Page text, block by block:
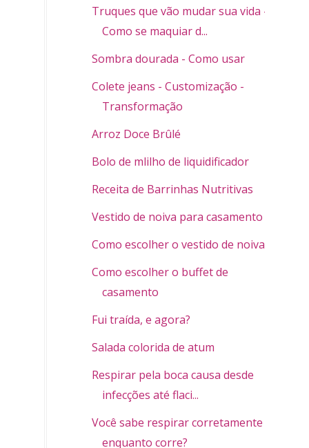
Truques que vão mudar sua vida -
Como se maquiar d...
Sombra dourada - Como usar
Colete jeans - Customização -
Transformação
Arroz Doce Brûlé
Bolo de mlilho de liquidificador
Receita de Barrinhas Nutritivas
Vestido de noiva para casamento civil
Como escolher o vestido de noiva
Como escolher o buffet de
casamento
Fui traída, e agora?
Salada colorida de atum
Respirar pela boca causa desde
infecções até flaci...
Você sabe respirar corretamente
enquanto corre?